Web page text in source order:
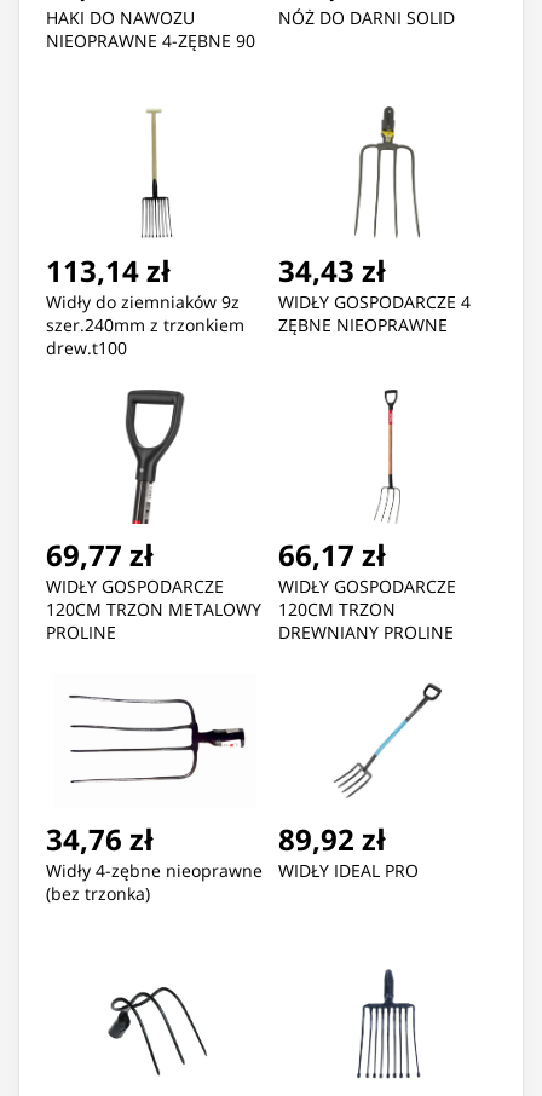
HAKI DO NAWOZU
NIEOPRAWNE 4-ZĘBNE 90
NÓŻ DO DARNI SOLID
113,14 zł
Widły do ziemniaków 9z
szer.240mm z trzonkiem
drew.t100
34,43 zł
WIDŁY GOSPODARCZE 4
ZĘBNE NIEOPRAWNE
69,77 zł
WIDŁY GOSPODARCZE
120CM TRZON METALOWY
PROLINE
66,17 zł
WIDŁY GOSPODARCZE
120CM TRZON
DREWNIANY PROLINE
34,76 zł
Widły 4-zębne nieoprawne
(bez trzonka)
89,92 zł
WIDŁY IDEAL PRO